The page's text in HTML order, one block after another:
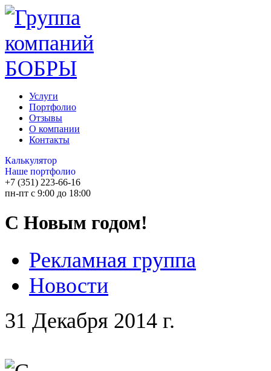
Услуги
Портфолио
Отзывы
О компании
Контакты
Калькулятор
Наше портфолио
+7 (351) 223-66-16
пн-пт с 9:00 до 18:00
С Новым годом!
Рекламная группа
Новости
31 Декабря 2014 г.